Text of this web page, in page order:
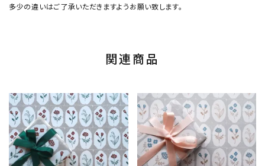
多少の違いはご了承いただきますようお願い致します。
関連商品